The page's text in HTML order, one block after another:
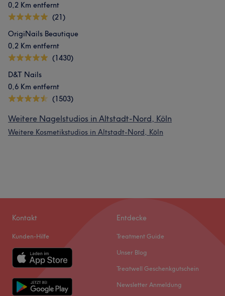
0,2 Km entfernt
(21)
OrigiNails Beautique
0,2 Km entfernt
(1430)
D&T Nails
0,6 Km entfernt
(1503)
Weitere Nagelstudios in Altstadt-Nord, Köln
Weitere Kosmetikstudios in Altstadt-Nord, Köln
Kontakt
Kunden-Hilfe
Entdecke
Treatment Guide
Unser Blog
Treatwell Geschenkgutschein
Newsletter Anmeldung